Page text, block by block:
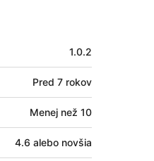
1.0.2
Pred 7 rokov
Menej než 10
4.6 alebo novšia